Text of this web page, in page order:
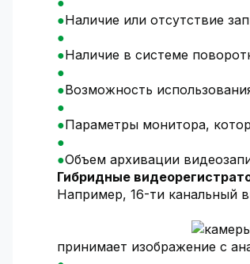
Наличие или отсутствие
Наличие в системе
Возможность
Параметры монитора,
Объем архивации
Гибридные
Например, 16-ти канальный
принимает изображение с